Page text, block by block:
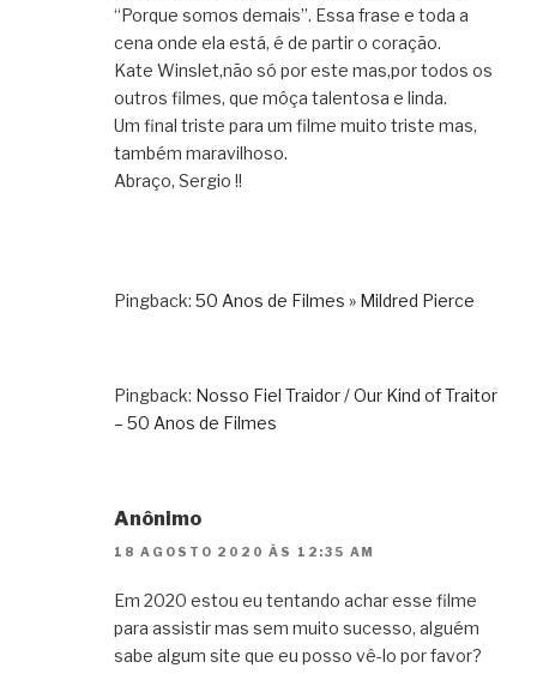
“Porque somos demais”. Essa frase e toda a
cena onde ela está, é de partir o coração.
Kate Winslet,não só por este mas,por todos os
outros filmes, que môça talentosa e linda.
Um final triste para um filme muito triste mas,
também maravilhoso.
Abraço, Sergio !!
Pingback: 50 Anos de Filmes » Mildred Pierce
Pingback: Nosso Fiel Traidor / Our Kind of Traitor
– 50 Anos de Filmes
Anônimo
18 AGOSTO 2020 ÀS 12:35 AM
Em 2020 estou eu tentando achar esse filme
para assistir mas sem muito sucesso, alguém
sabe algum site que eu posso vê-lo por favor?